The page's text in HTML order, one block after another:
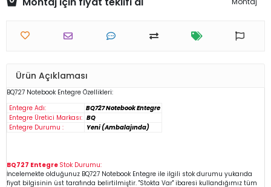
Ürün Açıklaması
BQ727 Notebook Entegre Özellikleri:
Entegre Adı:
BQ727 Notebook Entegre
Entegre Üretici Markası: BQ
Entegre Durumu :
Yeni (Ambalajında)
BQ727 Entegre Stok Durumu:
İncelemekte olduğunuz BQ727 Notebook Entegre ile ilgili stok durumu yukarıda
fiyat bilgisinin üst tarafında belirtilmiştir. "Stokta Var" ibaresi kullandığımız tüm